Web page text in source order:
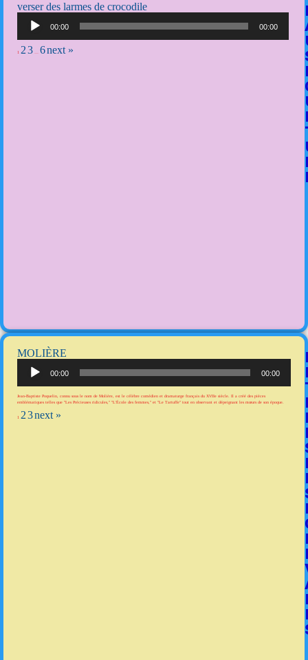
verser des larmes de crocodile
00:00 00:00
1 23 6next »
MOLIÈRE
00:00 00:00
Jean-Baptiste Poquelin, connu sous le nom de Molière, est le célèbre comédien et dramaturge français du XVIIe siècle. Il a créé des pièces
emblématiques telles que "Les Précieuses ridicules," "L'École des femmes," et "Le Tartuffe" tout en observant et dépeignant les mœurs de son époque.
1 23next »